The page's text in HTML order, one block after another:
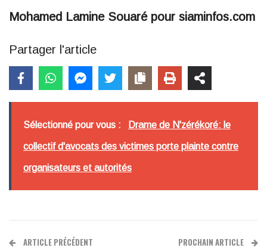
Mohamed Lamine Souaré pour siaminfos.com
Partager l'article
Sélectionné pour vous : Drame de N'zérékoré: le
collectif d'avocats des victimes porte plainte contre
organisateurs et autorités
ARTICLE PRÉCÉDENT PROCHAIN ARTICLE